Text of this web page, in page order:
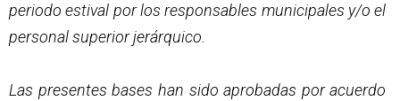
periodo estival por los responsables municipales y/o el
personal superior jerárquico.
Las presentes bases han sido aprobadas por acuerdo